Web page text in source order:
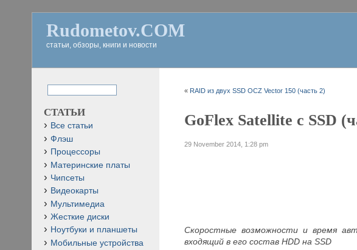
Rudometov.COM
статьи, обзоры, книги и новости
« RAID из двух SSD OCZ Vector 150 (часть 2)
GoFlex Satellite с SSD
29 November 2014, 1:28 pm
Скоростные возможности и время
входящий в его состав HDD на SSD
СТАТЬИ
Все статьи
Флэш
Процессоры
Материнские платы
Чипсеты
Видеокарты
Мультимедиа
Жесткие диски
Ноутбуки и планшеты
Мобильные устройства